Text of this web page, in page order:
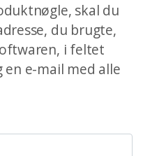
skal du
du brugte,
i feltet
en e-mail med alle